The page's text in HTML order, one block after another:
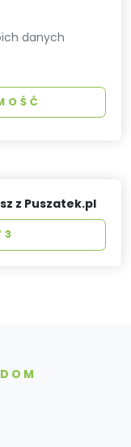
danych
z Puszatek.pl